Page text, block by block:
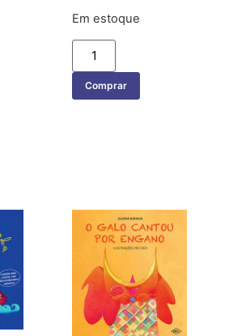
Em estoque
Comprar